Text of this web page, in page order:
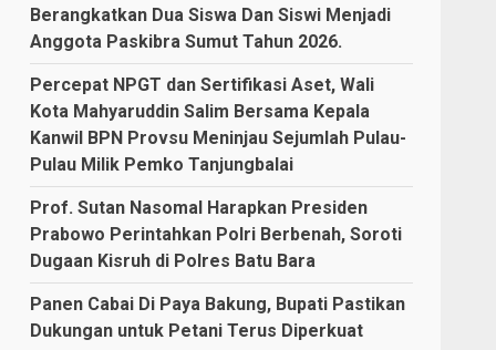
Berangkatkan Dua Siswa Dan Siswi Menjadi
Anggota Paskibra Sumut Tahun 2026.
Percepat NPGT dan Sertifikasi Aset, Wali
Kota Mahyaruddin Salim Bersama Kepala
Kanwil BPN Provsu Meninjau Sejumlah Pulau-
Pulau Milik Pemko Tanjungbalai
Prof. Sutan Nasomal Harapkan Presiden
Prabowo Perintahkan Polri Berbenah, Soroti
Dugaan Kisruh di Polres Batu Bara
Panen Cabai Di Paya Bakung, Bupati Pastikan
Dukungan untuk Petani Terus Diperkuat